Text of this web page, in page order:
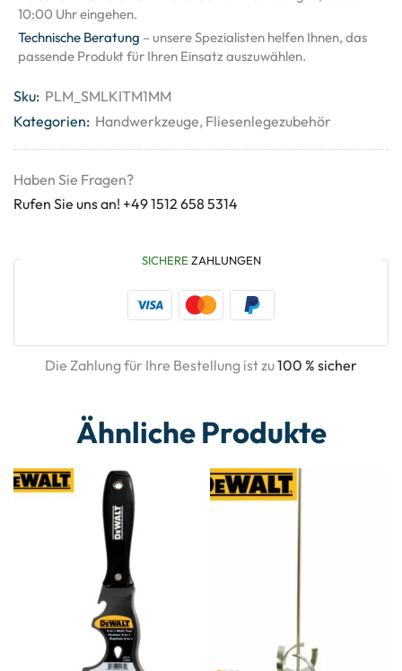
10:00 Uhr eingehen.
Technische Beratung – unsere Spezialisten helfen Ihnen, das
passende Produkt für Ihren Einsatz auszuwählen.
Sku: PLM_SMLKITM1MM
Kategorien: Handwerkzeuge, Fliesenlegezubehör
Haben Sie Fragen?
Rufen Sie uns an! +49 1512 658 5314
SICHERE ZAHLUNGEN
Die Zahlung für Ihre Bestellung ist zu100 % sicher
Ähnliche Produkte